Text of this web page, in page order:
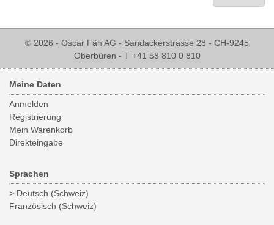
© 2026 - Oscar Fäh AG - Sandackerstrasse 28 - CH-9245
Oberbüren - T +41 58 810 0 810
Meine Daten
Anmelden
Registrierung
Mein Warenkorb
Direkteingabe
Sprachen
> Deutsch (Schweiz)
Französisch (Schweiz)